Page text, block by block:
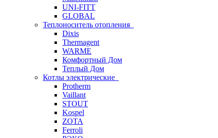
UNI-FITT
GLOBAL
Теплоноситель отопления
Dixis
Thermagent
WARME
Комфортный Дом
Теплый Дом
Котлы электрические
Protherm
Vaillant
STOUT
Kospel
ZOTA
Ferroli